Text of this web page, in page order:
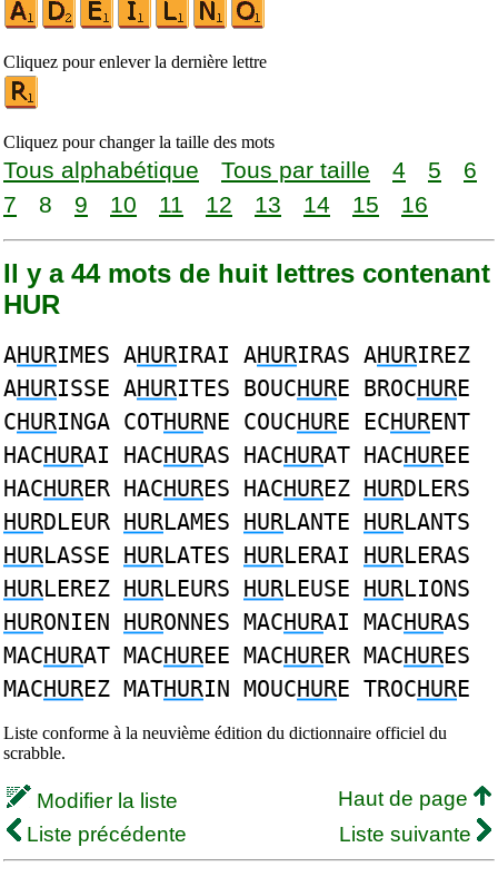
Cliquez pour enlever la dernière lettre
Cliquez pour changer la taille des mots
Tous alphabétique Tous par taille 4 5
6
7
8 9 10 11 12 13 14 15 16
Il y a 44 mots de huit lettres contenant
HUR
AHURIMES AHURIRAI AHURIRAS AHURIREZ
AHURISSE AHURITES BOUCHURE BROCHURE
CHURINGA COTHURNE COUCHURE ECHURENT
HACHURAI HACHURAS HACHURAT HACHUREE
HACHURER HACHURES HACHUREZ HURDLERS
HURDLEUR HURLAMES HURLANTE HURLANTS
HURLASSE HURLATES HURLERAI HURLERAS
HURLEREZ HURLEURS HURLEUSE HURLIONS
HURONIEN HURONNES MACHURAI MACHURAS
MACHURAT MACHUREE MACHURER MACHURES
MACHUREZ MATHURIN MOUCHURE TROCHURE
Liste conforme à la neuvième édition du dictionnaire officiel du
scrabble.
Modifier la liste
Haut de page
Liste précédente
Liste suivante